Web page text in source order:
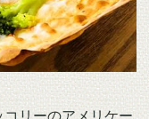
リーのアメリケー